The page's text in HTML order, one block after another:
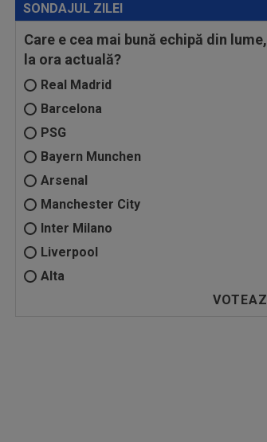
SONDAJUL ZILEI
Care e cea mai bună echipă din lume,
la ora actuală?
Real Madrid
Barcelona
PSG
Bayern Munchen
Arsenal
Manchester City
Inter Milano
Liverpool
Alta